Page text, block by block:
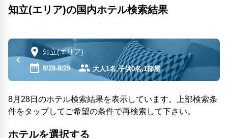
知立(エリア)の国内ホテル検索結果
知立(エリア)
8/28-8/29 大人1名,子供0名,1部屋
8月28日のホテル検索結果を表示しています。上部検索条
件をタップしてご希望の条件で再検索して下さい。
ホテルを選択する